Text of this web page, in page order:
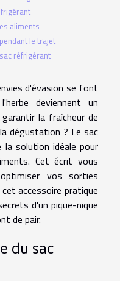
aliments
le trajet
réfrigérant
d'évasion se font
deviennent un
la fraîcheur de
dégustation ? Le sac
solution idéale pour
Cet écrit vous
vos sorties
accessoire pratique
d'un pique-nique
de pair.
du sac